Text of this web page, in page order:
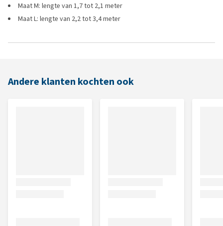
Maat M: lengte van 1,7 tot 2,1 meter
Maat L: lengte van 2,2 tot 3,4 meter
Andere klanten kochten ook